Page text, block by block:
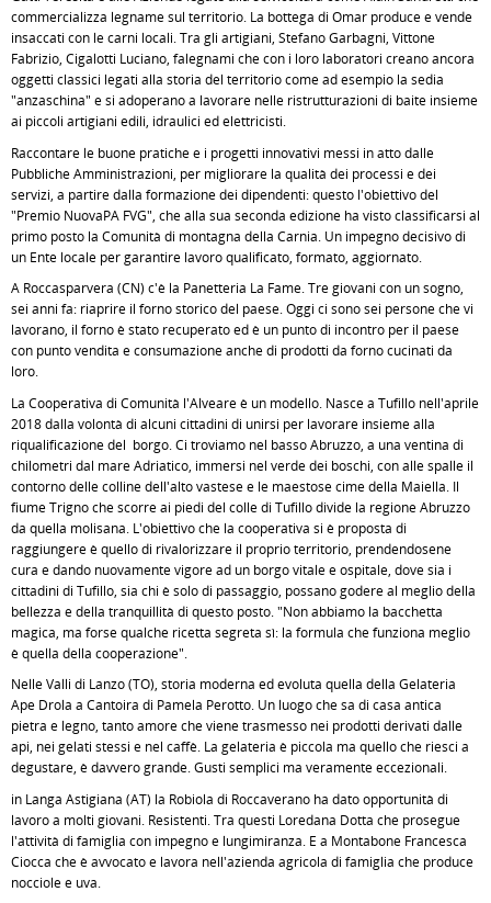
commercializza legname sul territorio. La bottega di Omar produce e vende
insaccati con le carni locali. Tra gli artigiani, Stefano Garbagni, Vittone
Fabrizio, Cigalotti Luciano, falegnami che con i loro laboratori creano ancora
oggetti classici legati alla storia del territorio come ad esempio la sedia
"anzaschina" e si adoperano a lavorare nelle ristrutturazioni di baite insieme
ai piccoli artigiani edili, idraulici ed elettricisti.
Raccontare le buone pratiche e i progetti innovativi messi in atto dalle
Pubbliche Amministrazioni, per migliorare la qualità dei processi e dei
servizi, a partire dalla formazione dei dipendenti: questo l'obiettivo del
"Premio NuovaPA FVG", che alla sua seconda edizione ha visto classificarsi al
primo posto la Comunità di montagna della Carnia. Un impegno decisivo di
un Ente locale per garantire lavoro qualificato, formato, aggiornato.
A Roccasparvera (CN) c'è la Panetteria La Fame. Tre giovani con un sogno,
sei anni fa: riaprire il forno storico del paese. Oggi ci sono sei persone che vi
lavorano, il forno è stato recuperato ed è un punto di incontro per il paese
con punto vendita e consumazione anche di prodotti da forno cucinati da
loro.
La Cooperativa di Comunità l'Alveare è un modello. Nasce a Tufillo nell'aprile
2018 dalla volontà di alcuni cittadini di unirsi per lavorare insieme alla
riqualificazione del borgo. Ci troviamo nel basso Abruzzo, a una ventina di
chilometri dal mare Adriatico, immersi nel verde dei boschi, con alle spalle il
contorno delle colline dell'alto vastese e le maestose cime della Maiella. Il
fiume Trigno che scorre ai piedi del colle di Tufillo divide la regione Abruzzo
da quella molisana. L'obiettivo che la cooperativa si è proposta di
raggiungere è quello di rivalorizzare il proprio territorio, prendendosene
cura e dando nuovamente vigore ad un borgo vitale e ospitale, dove sia i
cittadini di Tufillo, sia chi è solo di passaggio, possano godere al meglio della
bellezza e della tranquillità di questo posto. "Non abbiamo la bacchetta
magica, ma forse qualche ricetta segreta sì: la formula che funziona meglio
è quella della cooperazione".
Nelle Valli di Lanzo (TO), storia moderna ed evoluta quella della Gelateria
Ape Drola a Cantoira di Pamela Perotto. Un luogo che sa di casa antica
pietra e legno, tanto amore che viene trasmesso nei prodotti derivati dalle
api, nei gelati stessi e nel caffè. La gelateria è piccola ma quello che riesci a
degustare, è davvero grande. Gusti semplici ma veramente eccezionali.
in Langa Astigiana (AT) la Robiola di Roccaverano ha dato opportunità di
lavoro a molti giovani. Resistenti. Tra questi Loredana Dotta che prosegue
l'attività di famiglia con impegno e lungimiranza. E a Montabone Francesca
Ciocca che è avvocato e lavora nell'azienda agricola di famiglia che produce
nocciole e uva.